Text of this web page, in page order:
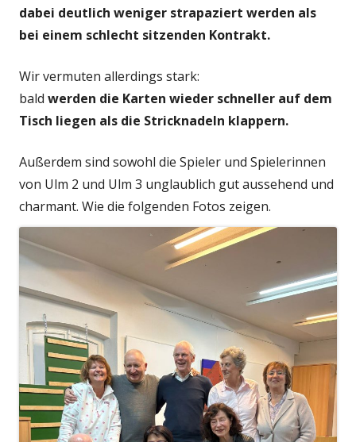
dabei deutlich weniger strapaziert werden als
bei einem schlecht sitzenden Kontrakt.
Wir vermuten allerdings stark:
bald werden die Karten wieder schneller auf dem
Tisch liegen als die Stricknadeln klappern.
Außerdem sind sowohl die Spieler und Spielerinnen
von Ulm 2 und Ulm 3 unglaublich gut aussehend und
charmant. Wie die folgenden Fotos zeigen.